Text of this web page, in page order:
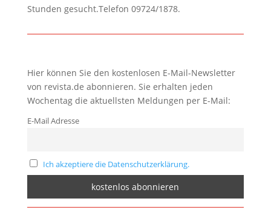
Stunden gesucht.Telefon 09724/1878.
Hier können Sie den kostenlosen E-Mail-Newsletter
von revista.de abonnieren. Sie erhalten jeden
Wochentag die aktuellsten Meldungen per E-Mail:
E-Mail Adresse
Ich akzeptiere die Datenschutzerklärung.